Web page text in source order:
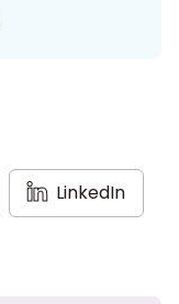
LinkedIn